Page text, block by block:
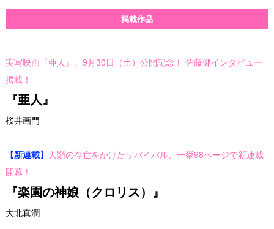
掲載作品
実写映画『亜人』、9月30日（土）公開記念！ 佐藤健インタビュー
掲載！
『亜人』
桜井画門
【新連載】 人類の存亡をかけたサバイバル、一挙98ページで新連載
開幕！
『楽園の神娘（クロリス）』
大北真潤